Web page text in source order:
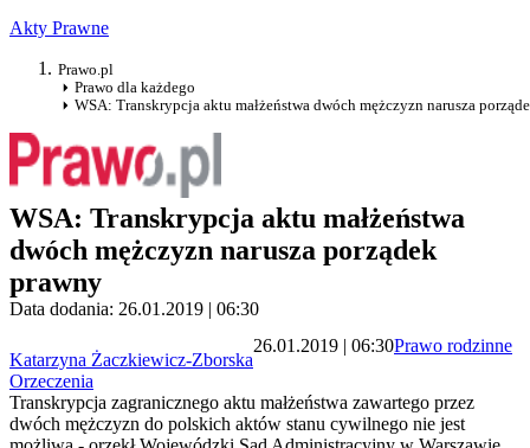
Akty Prawne
Prawo.pl
Prawo dla każdego
WSA: Transkrypcja aktu małżeństwa dwóch mężczyzn narusza
WSA: Transkrypcja aktu małżeństwa
dwóch mężczyzn narusza porządek
prawny
Data dodania: 26.01.2019 | 06:30
Katarzyna Żaczkiewicz-Zborska
26.01.2019 | 06:30Prawo rodzinne
Orzeczenia
Transkrypcja zagranicznego aktu małżeństwa zawartego przez
dwóch mężczyzn do polskich aktów stanu cywilnego nie jest